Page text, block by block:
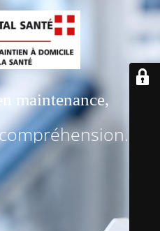
maintenance,